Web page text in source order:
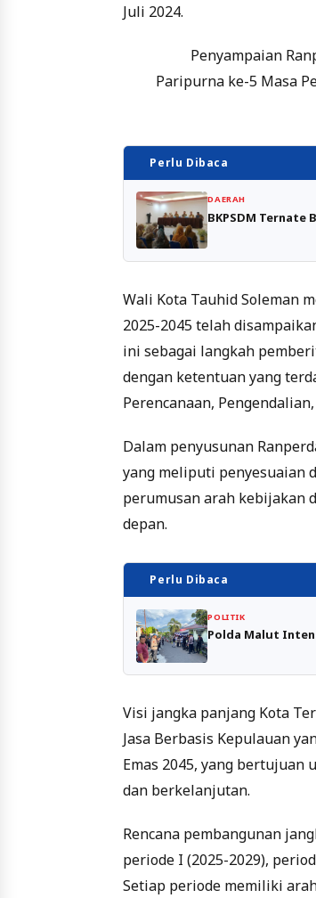
Juli 2024.
Penyampaian
Paripurna ke-5 Masa
Perlu Dibaca
DAERAH
BKPSDM Ternate
Wali Kota Tauhid Soleman
2025-2045 telah
ini sebagai langkah
dengan ketentuan yang
Perencanaan,
Dalam penyusunan
yang meliputi penyesuaian
perumusan arah kebijakan
depan.
Perlu Dibaca
POLITIK
Polda Malut
Visi jangka panjang Kota
Jasa Berbasis Kepulauan
Emas 2045, yang bertujuan
dan berkelanjutan.
Rencana pembangunan
periode I (2025-2029),
Setiap periode memiliki